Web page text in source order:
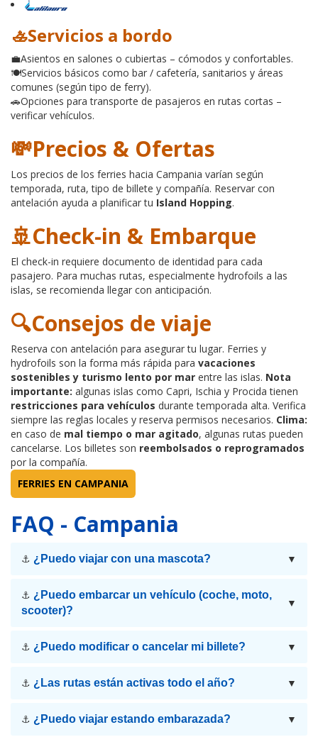
🚣Servicios a bordo
💼Asientos en salones o cubiertas – cómodos y confortables.
🍽️Servicios básicos como bar / cafetería, sanitarios y áreas
comunes (según tipo de ferry).
🚗Opciones para transporte de pasajeros en rutas cortas –
verificar vehículos.
💸Precios & Ofertas
Los precios de los ferries hacia Campania varían según
temporada, ruta, tipo de billete y compañía. Reservar con
antelación ayuda a planificar tu Island Hopping.
🚢Check-in & Embarque
El check-in requiere documento de identidad para cada
pasajero. Para muchas rutas, especialmente hydrofoils a las
islas, se recomienda llegar con anticipación.
🔍Consejos de viaje
Reserva con antelación para asegurar tu lugar. Ferries y
hydrofoils son la forma más rápida para vacaciones
sostenibles y turismo lento por mar entre las islas. Nota
importante: algunas islas como Capri, Ischia y Procida tienen
restricciones para vehículos durante temporada alta. Verifica
siempre las reglas locales y reserva permisos necesarios. Clima:
en caso de mal tiempo o mar agitado, algunas rutas pueden
cancelarse. Los billetes son reembolsados o reprogramados
por la compañía.
FERRIES EN CAMPANIA
FAQ - Campania
⚓ ¿Puedo viajar con una mascota? ▼
⚓ ¿Puedo embarcar un vehículo (coche, moto,
scooter)?
▼
⚓ ¿Puedo modificar o cancelar mi billete? ▼
⚓ ¿Las rutas están activas todo el año? ▼
⚓ ¿Puedo viajar estando embarazada? ▼